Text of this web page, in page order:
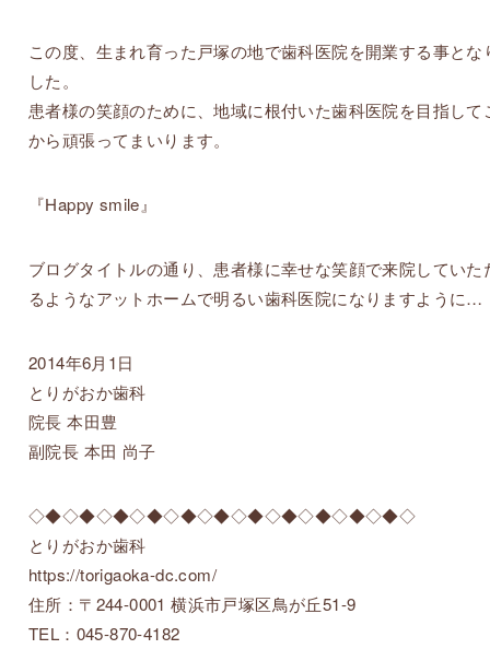
この度、生まれ育った戸塚の地で歯科医院を開業する事とな
した。
患者様の笑顔のために、地域に根付いた歯科医院を目指して
から頑張ってまいります。
『Happy smile』
ブログタイトルの通り、患者様に幸せな笑顔で来院していた
るようなアットホームで明るい歯科医院になりますように…
2014年6月1日
とりがおか歯科
院長 本田豊
副院長 本田 尚子
◇◆◇◆◇◆◇◆◇◆◇◆◇◆◇◆◇◆◇◆◇◆◇
とりがおか歯科
https://torigaoka-dc.com/
住所：〒244-0001 横浜市戸塚区鳥が丘51-9
TEL：045-870-4182